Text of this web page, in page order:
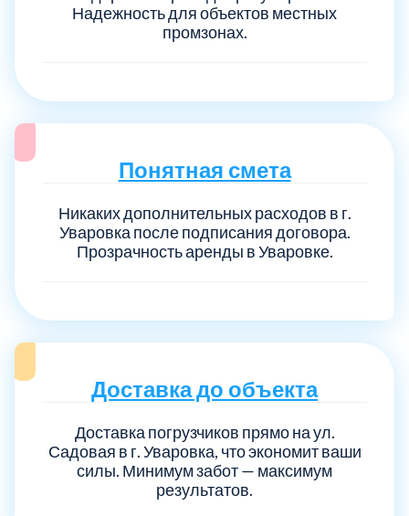
Надежность для объектов местных
промзонах.
Понятная смета
Никаких дополнительных расходов в г.
Уваровка после подписания договора.
Прозрачность аренды в Уваровке.
Доставка до объекта
Доставка погрузчиков прямо на ул.
Садовая в г. Уваровка, что экономит ваши
силы. Минимум забот — максимум
результатов.